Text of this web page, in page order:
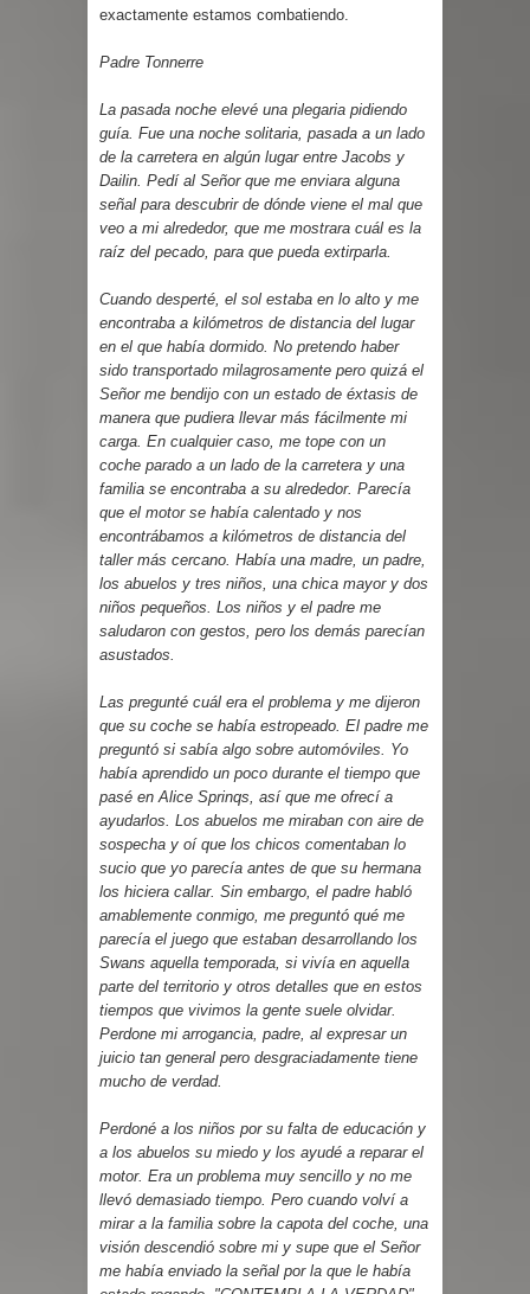
exactamente estamos combatiendo.
Padre Tonnerre
La pasada noche elevé una plegaria pidiendo
guía. Fue una noche solitaria, pasada a un lado
de la carretera en algún lugar entre Jacobs y
Dailin. Pedí al Señor que me enviara alguna
señal para descubrir de dónde viene el mal que
veo a mi alrededor, que me mostrara cuál es la
raíz del pecado, para que pueda extirparla.
Cuando desperté, el sol estaba en lo alto y me
encontraba a kilómetros de distancia del lugar
en el que había dormido. No pretendo haber
sido transportado milagrosamente pero quizá el
Señor me bendijo con un estado de éxtasis de
manera que pudiera llevar más fácilmente mi
carga. En cualquier caso, me tope con un
coche parado a un lado de la carretera y una
familia se encontraba a su alrededor. Parecía
que el motor se había calentado y nos
encontrábamos a kilómetros de distancia del
taller más cercano. Había una madre, un padre,
los abuelos y tres niños, una chica mayor y dos
niños pequeños. Los niños y el padre me
saludaron con gestos, pero los demás parecían
asustados.
Las pregunté cuál era el problema y me dijeron
que su coche se había estropeado. El padre me
preguntó si sabía algo sobre automóviles. Yo
había aprendido un poco durante el tiempo que
pasé en Alice Sprinqs, así que me ofrecí a
ayudarlos. Los abuelos me miraban con aire de
sospecha y oí que los chicos comentaban lo
sucio que yo parecía antes de que su hermana
los hiciera callar. Sin embargo, el padre habló
amablemente conmigo, me preguntó qué me
parecía el juego que estaban desarrollando los
Swans aquella temporada, si vivía en aquella
parte del territorio y otros detalles que en estos
tiempos que vivimos la gente suele olvidar.
Perdone mi arrogancia, padre, al expresar un
juicio tan general pero desgraciadamente tiene
mucho de verdad.
Perdoné a los niños por su falta de educación y
a los abuelos su miedo y los ayudé a reparar el
motor. Era un problema muy sencillo y no me
llevó demasiado tiempo. Pero cuando volví a
mirar a la familia sobre la capota del coche, una
visión descendió sobre mi y supe que el Señor
me había enviado la señal por la que le había